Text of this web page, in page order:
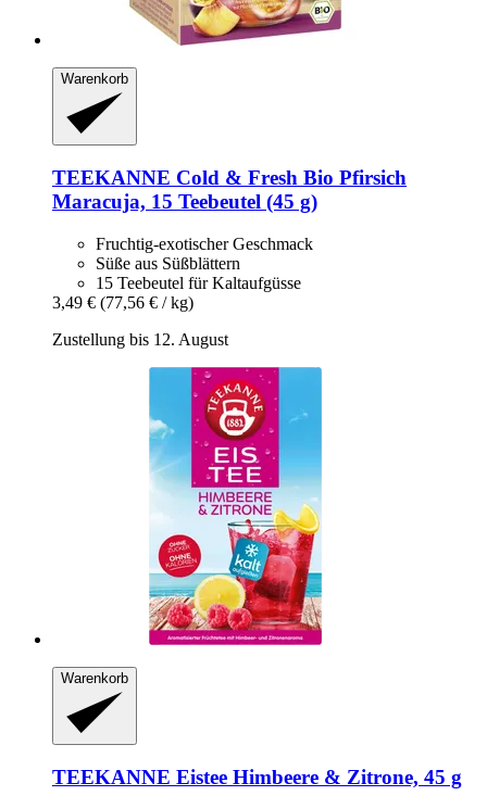
Warenkorb
TEEKANNE Cold & Fresh Bio Pfirsich
Maracuja, 15 Teebeutel (45 g)
Fruchtig-exotischer Geschmack
Süße aus Süßblättern
15 Teebeutel für Kaltaufgüsse
3,49 € (77,56 € / kg)
Zustellung bis 12. August
Warenkorb
TEEKANNE Eistee Himbeere & Zitrone, 45 g